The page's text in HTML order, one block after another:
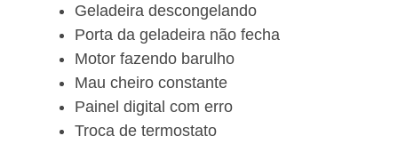
Geladeira descongelando
Porta da geladeira não fecha
Motor fazendo barulho
Mau cheiro constante
Painel digital com erro
Troca de termostato